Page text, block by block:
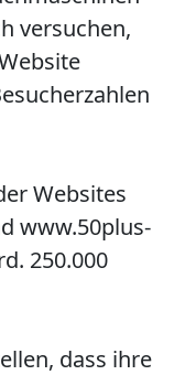
versuchen,
Websites
www.50plus-
250.000
dass ihre